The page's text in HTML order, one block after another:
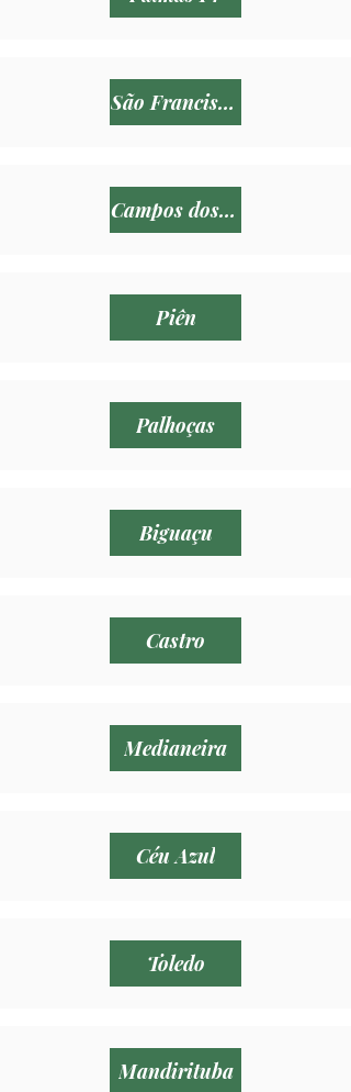
São Francisco do Sul
Campos dos Goytacazes
Piên
Palhoças
Biguaçu
Castro
Medianeira
Céu Azul
Toledo
Mandirituba